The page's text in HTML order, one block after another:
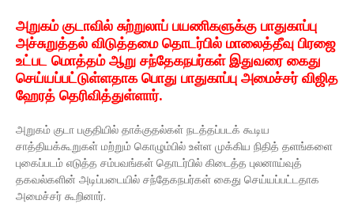
அறுகம் குடாவில் சுற்றுலாப் பயணிகளுக்கு பாதுகாப்பு
அச்சுறுத்தல் விடுத்தமை தொடர்பில் மாலைத்தீவு பிரஜை
உட்பட மொத்தம் ஆறு சந்தேகநபர்கள் இதுவரை கைது
செய்யப்பட்டுள்ளதாக பொது பாதுகாப்பு அமைச்சர் விஜித
ஹேரத் தெரிவித்துள்ளார்.
அறுகம் குடா பகுதியில் தாக்குதல்கள் நடத்தப்படக் கூடிய
சாத்தியக்கூறுகள் மற்றும் கொழும்பில் உள்ள முக்கிய நிதித் தளங்களை
புகைப்படம் எடுத்த சம்பவங்கள் தொடர்பில் கிடைத்த புலனாய்வுத்
தகவல்களின் அடிப்படையில் சந்தேகநபர்கள் கைது செய்யப்பட்டதாக
அமைச்சர் கூறினார்.